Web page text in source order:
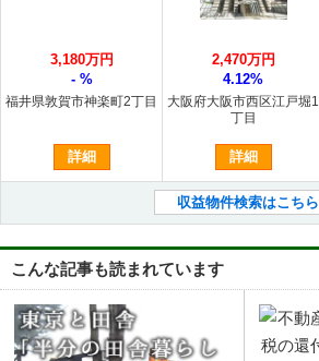
福井県敦賀市神楽町2丁目
3,180万円
- %
詳細
大阪府大阪市西区江戸堀1
丁目
2,470万円
4.12%
詳細
収益物件検索はこちら
こんな記事も読まれています